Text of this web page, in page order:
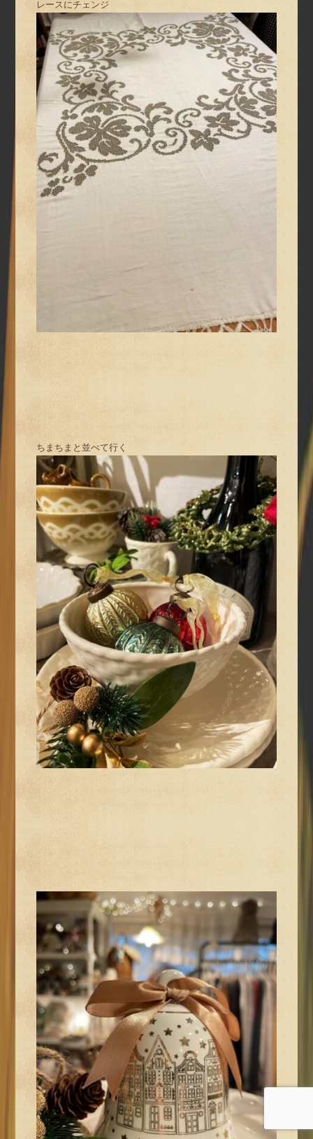
レースにチェンジ
ちまちまと並べて行く